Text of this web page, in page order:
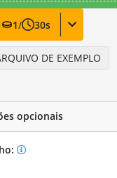
1/ 30s
DE EXEMPLO
opcionais